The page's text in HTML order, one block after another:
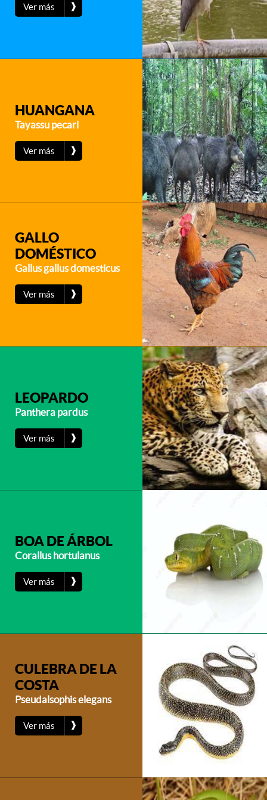
Ver más ❱
HUANGANA
Tayassu pecari
Ver más ❱
GALLO
DOMÉSTICO
Gallus gallus domesticus
Ver más ❱
LEOPARDO
Panthera pardus
Ver más ❱
BOA DE ÁRBOL
Corallus hortulanus
Ver más ❱
CULEBRA DE LA
COSTA
Pseudalsophis elegans
Ver más ❱